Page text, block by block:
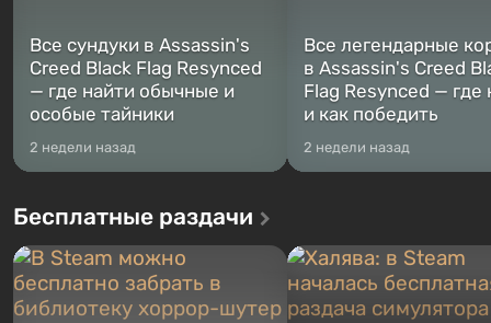
Все сундуки в Assassin's
Creed Black Flag Resynced
— где найти обычные и
особые тайники
2 недели назад
Все легендарные
в Assassin's Creed
Flag Resynced — где
и как победить
2 недели назад
Бесплатные раздачи